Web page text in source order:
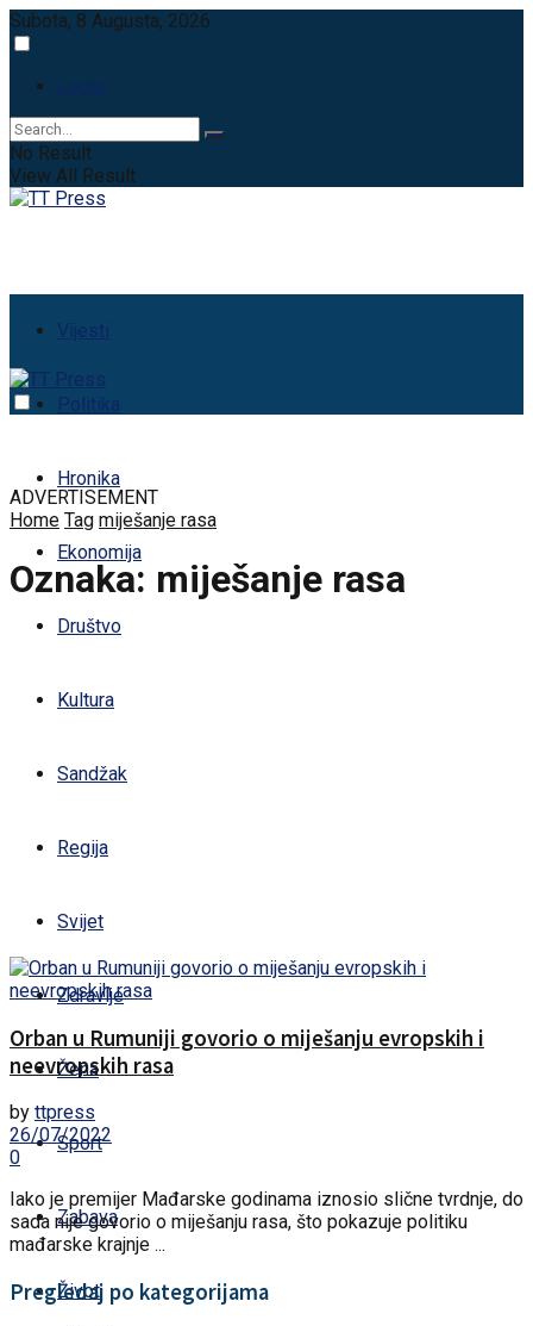
Subota, 8 Augusta, 2026
Login
No Result
View All Result
Vijesti
Politika
Hronika
Ekonomija
Društvo
Kultura
Sandžak
Regija
Svijet
Zdravlje
Žena
Sport
Zabava
Život
ADVERTISEMENT
Home Tag miješanje rasa
Oznaka: miješanje rasa
Orban u Rumuniji govorio o miješanju evropskih i
neevropskih rasa
by ttpress
26/07/2022
0
Iako je premijer Mađarske godinama iznosio slične tvrdnje, do
sada nije govorio o miješanju rasa, što pokazuje politiku
mađarske krajnje ...
Pregledaj po kategorijama